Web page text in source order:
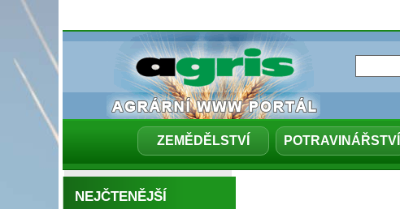
ZEMĚDĚLSTVÍ POTRAVINÁŘSTVÍ
NEJČTENĚJŠÍ